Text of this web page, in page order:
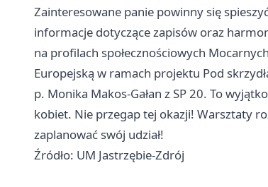
Zainteresowane panie powinny się
informacje dotyczące zapisów oraz
na profilach społecznościowych
Europejską w ramach projektu Pod
p. Monika Makos-Gałan z SP 20. To
kobiet. Nie przegap tej okazji! Warsztaty
zaplanować swój udział!
Źródło: UM Jastrzębie-Zdrój